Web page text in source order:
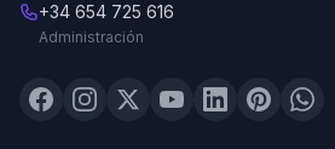
+34 654 725 616
Administración